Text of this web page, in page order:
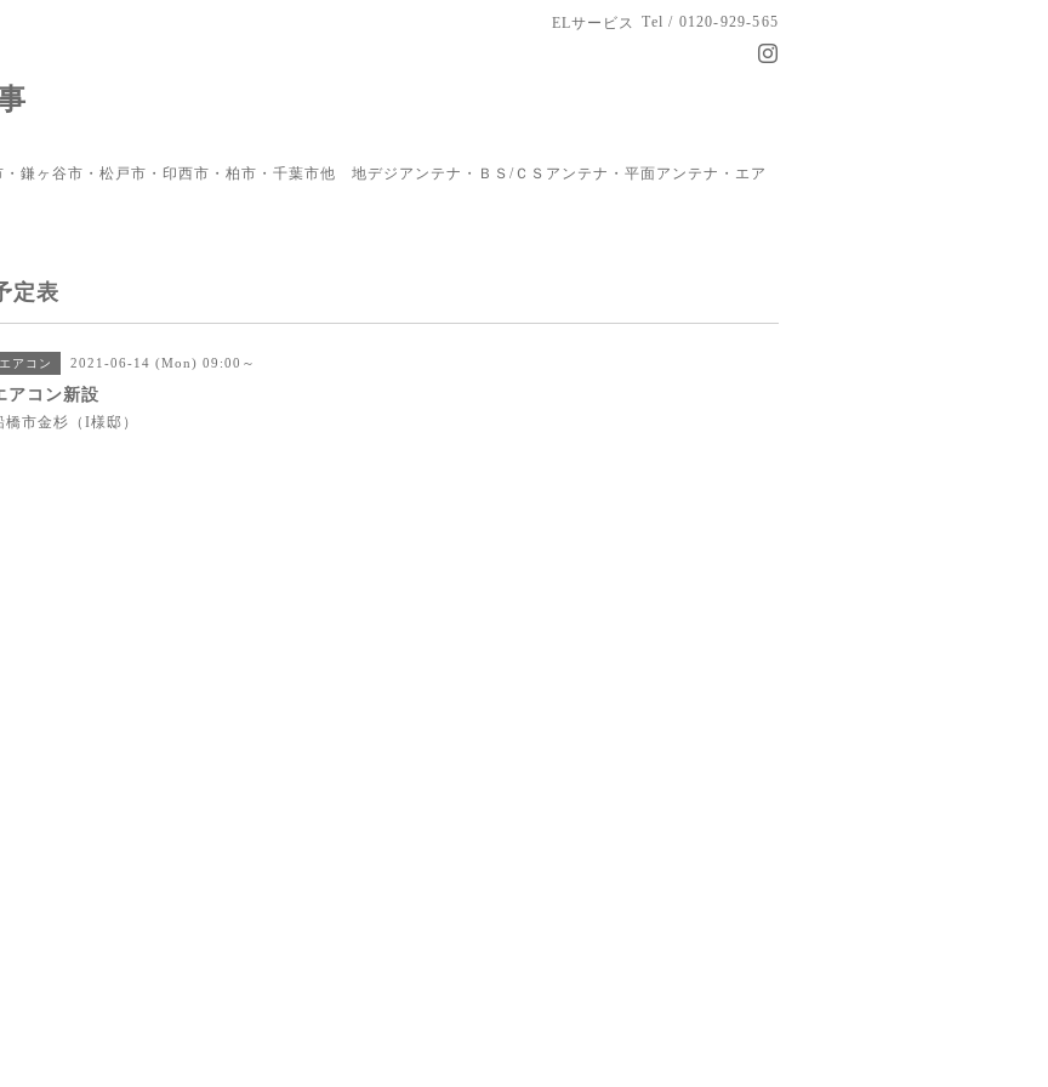
ELサービス Tel / 0120-929-565
鎌ヶ谷市・松戸市・印西市・柏市・千葉市他 地デジアンテナ・ＢＳ/ＣＳアンテナ・平面アンテナ・エア
定表
エアコン 2021-06-14 (Mon) 09:00～
アコン新設
橋市金杉（I様邸）